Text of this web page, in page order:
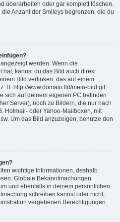
überarbeiten oder gar komplett löschen.
Anzahl der Smileys begrenzen, die du
werden. Wenn die
kannst du das Bild auch direkt
Bild verlinken, das auf einem
B. http://www.domain.tld/mein-bild.gif.
sich auf deinem eigenen PC befinden
Server), noch zu Bildern, die nur nach
Hotmail- oder Yahoo-Mailboxen, mit
Um das Bild anzuzeigen, benutze den
wichtige Informationen, deshalb
Globale Bekanntmachungen
und ebenfalls in deinem persönlichen
schreiben kannst oder nicht,
vergebenen Berechtigungen